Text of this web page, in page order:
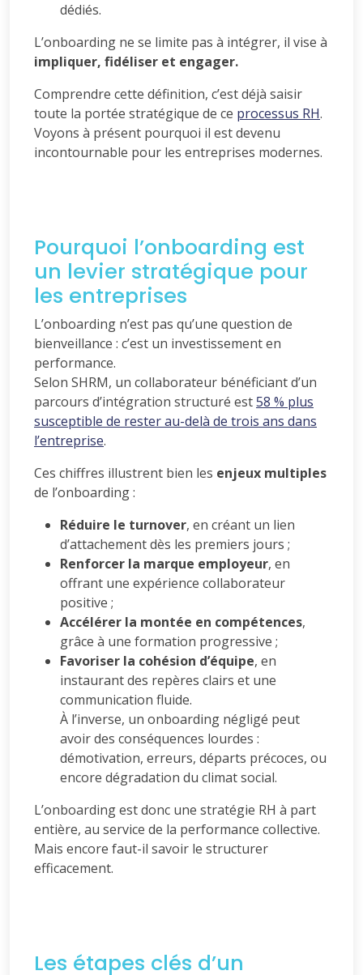
dédiés.
L’onboarding ne se limite pas à intégrer, il vise à
impliquer, fidéliser et engager.
Comprendre cette définition, c’est déjà saisir
toute la portée stratégique de ce processus RH.
Voyons à présent pourquoi il est devenu
incontournable pour les entreprises modernes.
Pourquoi l’onboarding est
un levier stratégique pour
les entreprises
L’onboarding n’est pas qu’une question de
bienveillance : c’est un investissement en
performance.
Selon SHRM, un collaborateur bénéficiant d’un
parcours d’intégration structuré est58 % plus
susceptible de rester au-delà de trois ans dans
l’entreprise.
Ces chiffres illustrent bien les enjeux multiples
de l’onboarding :
Réduire le turnover, en créant un lien
d’attachement dès les premiers jours ;
Renforcer la marque employeur, en
offrant une expérience collaborateur
positive ;
Accélérer la montée en compétences,
grâce à une formation progressive ;
Favoriser la cohésion d’équipe, en
instaurant des repères clairs et une
communication fluide.
À l’inverse, un onboarding négligé peut
avoir des conséquences lourdes :
démotivation, erreurs, départs précoces, ou
encore dégradation du climat social.
L’onboarding est donc une stratégie RH à part
entière, au service de la performance collective.
Mais encore faut-il savoir le structurer
efficacement.
Les étapes clés d’un